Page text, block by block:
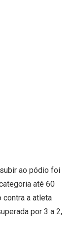
ao pódio foi
até 60
contra a atleta
por 3 a 2,